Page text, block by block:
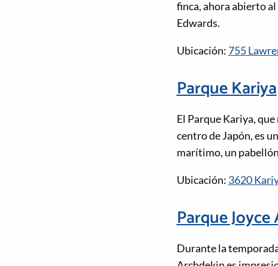
finca, ahora abierto
Edwards.
Ubicación: 755
Parque Kariya
El Parque Kariya,
centro de Japón, es
marítimo, un
Ubicación: 3620
Parque
Durante la